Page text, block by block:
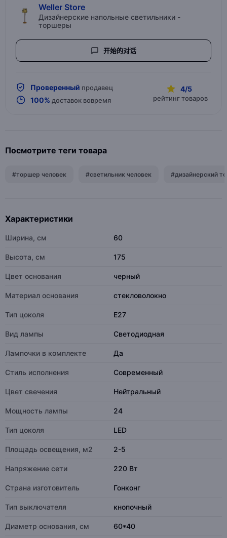
Weller Store
Дизайнерские напольные светильники -
торшеры
开始的对话
Проверенный продавец
100% доставок вовремя
4/5
рейтинг товаров
Посмотрите теги товара
#торшер человек #светильник человек #дизайнерский
Характеристики
Ширина, см 60
Высота, см 175
Цвет основания черный
Материал основания стекловолокно
Тип цоколя E27
Вид лампы Светодиодная
Лампочки в комплекте Да
Стиль исполнения Современный
Цвет свечения Нейтральный
Мощность лампы 24
Тип цоколя LED
Площадь освещения, м2 2-5
Напряжение сети 220 Вт
Страна изготовитель Гонконг
Тип выключателя кнопочный
Диаметр основания, см 60*40